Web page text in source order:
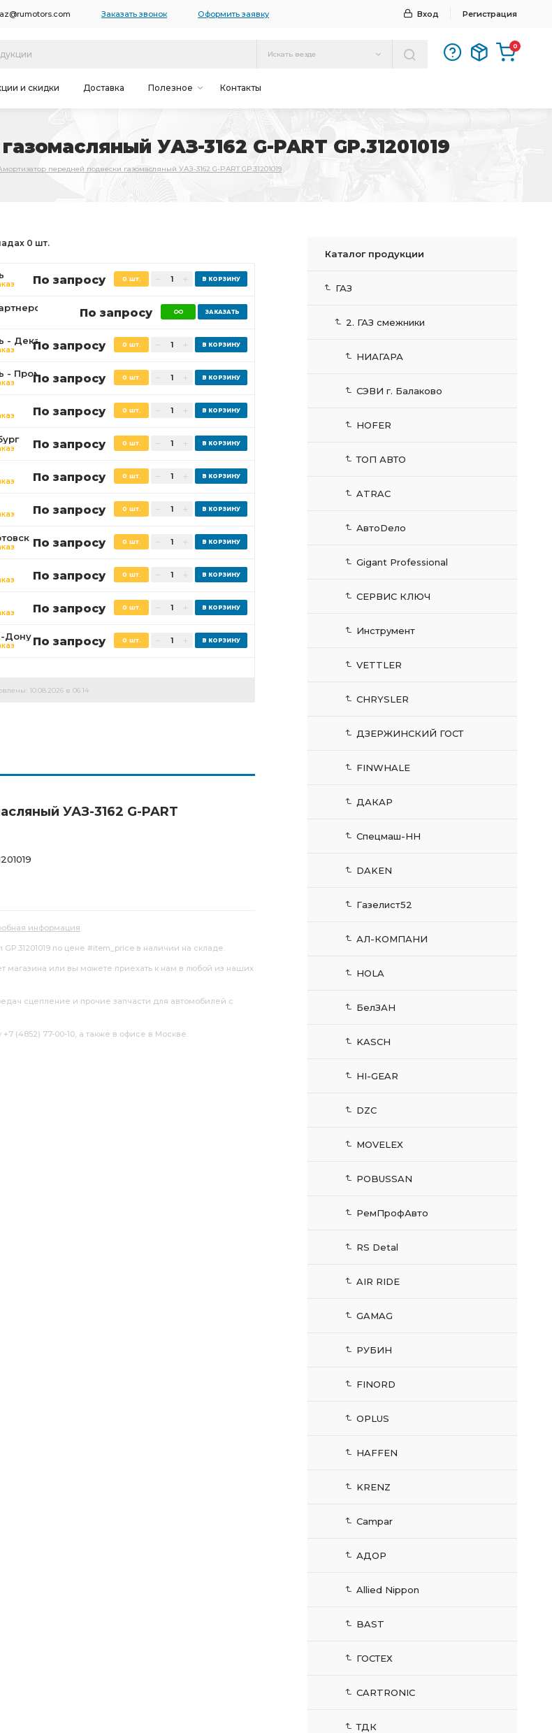
Заказать звонок Оформить заявку Вход Регистрация
Искать везде
0
и скидки Доставка Полезное Контакты
УАЗ-3162 G-PART GP.31201019
передней подвески газомасляный УАЗ-3162 G-PART GP.31201019
0 шт.
По запросу 0 шт.
По запросу
- Декабристов
По запросу 0 шт.
- Промышленная
По запросу 0 шт.
По запросу 0 шт.
По запросу 0 шт.
По запросу 0 шт.
По запросу 0 шт.
По запросу 0 шт.
По запросу 0 шт.
По запросу 0 шт.
ДонуПо запросу 0 шт.
10.08.2026 в 06:14
УАЗ-3162 G-PART
информация
по цене #item_price в наличии на складе.
магазина или вы можете приехать к нам в любой из наших
сцепление и прочие запчасти для автомобилей с
(4852) 77-00-10, а также в офисе в Москве.
Каталог продукции
ГАЗ
2. ГАЗ смежники
НИАГАРА
СЭВИ г. Балаково
HOFER
ТОП АВТО
ATRAC
АвтоDело
Gigant Professional
СЕРВИС КЛЮЧ
Инструмент
VETTLER
CHRYSLER
ДЗЕРЖИНСКИЙ ГОСТ
FINWHALE
ДАКАР
Спецмаш-НН
DAKEN
Газелист52
АЛ-КОМПАНИ
HOLA
БелЗАН
KASCH
HI-GEAR
DZC
MOVELEX
POBUSSAN
РемПрофАвто
RS Detal
AIR RIDE
GAMAG
РУБИН
FINORD
OPLUS
HAFFEN
KRENZ
Campar
АДОР
Allied Nippon
BAST
ГОСТЕХ
CARTRONIC
ТДК